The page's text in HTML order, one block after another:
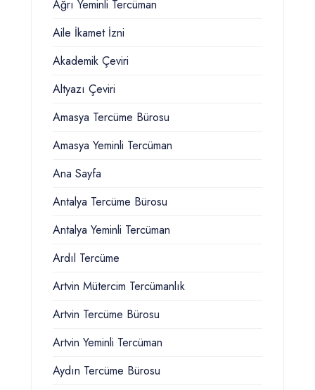
Ağrı Yeminli Tercüman
Aile İkamet İzni
Akademik Çeviri
Altyazı Çeviri
Amasya Tercüme Bürosu
Amasya Yeminli Tercüman
Ana Sayfa
Antalya Tercüme Bürosu
Antalya Yeminli Tercüman
Ardıl Tercüme
Artvin Mütercim Tercümanlık
Artvin Tercüme Bürosu
Artvin Yeminli Tercüman
Aydın Tercüme Bürosu